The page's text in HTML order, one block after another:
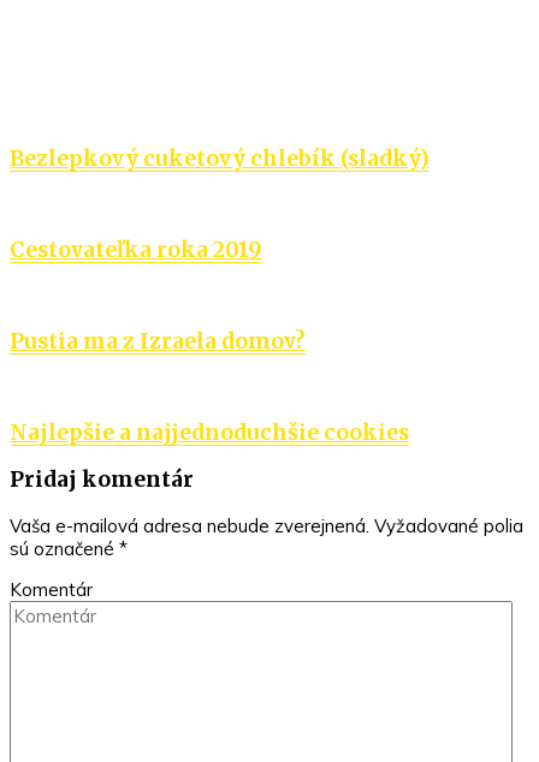
Bezlepkový cuketový chlebík (sladký)
Cestovateľka roka 2019
Pustia ma z Izraela domov?
Najlepšie a najjednoduchšie cookies
Pridaj komentár
Vaša e-mailová adresa nebude zverejnená. Vyžadované polia
sú označené *
Komentár